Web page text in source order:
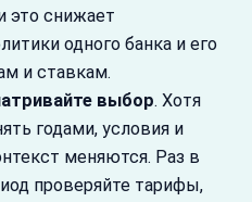
это снижает
одного банка и его
и ставкам.
выбор. Хотя
годами, условия и
меняются. Раз в
проверяйте тарифы,